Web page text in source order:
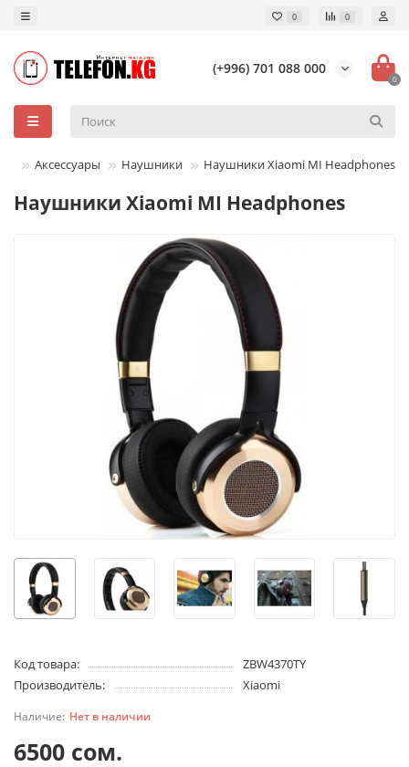
0 0
(+996) 701 088 000
0
Аксессуары Наушники Наушники Xiaomi MI Headphones
Наушники Xiaomi MI Headphones
Код товара:
ZBW4370TY
Производитель:
Xiaomi
Нет в наличии
6500 сом.